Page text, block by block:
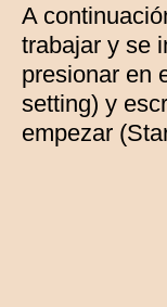
A
trabajar y se
presionar en
setting) y
empezar